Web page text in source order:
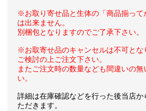
※お取り寄せ品と生体の「商品揃って
は出来ません。
別梱包となりますのでご了承下さい。
※お取寄せ品のキャンセルは不可とな
ご検討の上ご注文下さい。
またご注文時の数量なども間違いの無
い。
詳細は在庫確認などを行った後当店か
ただきます。